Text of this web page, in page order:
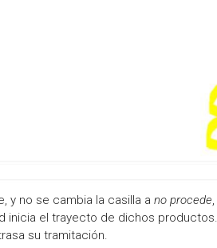
y no se cambia la casilla a no procede
inicia el trayecto de dichos
su tramitación.